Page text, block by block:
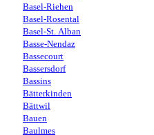
Basel-Riehen
Basel-Rosental
Basel-St. Alban
Basse-Nendaz
Bassecourt
Bassersdorf
Bassins
Bätterkinden
Bättwil
Bauen
Baulmes